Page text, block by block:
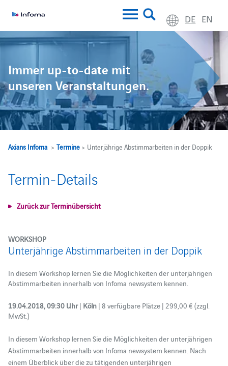
DE EN
Immer up-to-date mit
unseren Veranstaltungen.
Axians Infoma> Termine> Unterjährige Abstimmarbeiten in der Doppik
Termin-Details
Zurück zur Terminübersicht
WORKSHOP
Unterjährige Abstimmarbeiten in der Doppik
In diesem Workshop lernen Sie die Möglichkeiten der unterjährigen
Abstimmarbeiten innerhalb von Infoma newsystem kennen.
19.04.2018, 09:30 Uhr| Köln | 8 verfügbare Plätze | 299,00 € (zzgl.
MwSt.)
In diesem Workshop lernen Sie die Möglichkeiten der unterjährigen
Abstimmarbeiten innerhalb von Infoma newsystem kennen. Nach
einem Überblick über die zu tätigenden unterjährigen